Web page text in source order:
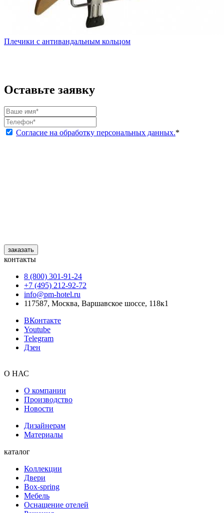
Плечики с антивандальным кольцом
Оставьте заявку
Согласие на обработку персональных данных.*
заказать
контакты
8 (800) 301‑91‑24
+7 (495) 212‑92‑72
info@pm-hotel.ru
117587, Москва, Варшавское шоссе, 118к1
ВКонтакте
Youtube
Telegram
Дзен
О НАС
О компании
Производство
Новости
Дизайнерам
Материалы
каталог
Коллекции
Двери
Box-spring
Мебель
Оснащение отелей